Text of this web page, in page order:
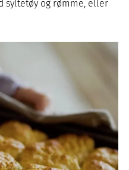
syltetøy og rømme, eller